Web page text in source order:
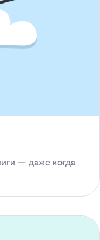
— даже когда